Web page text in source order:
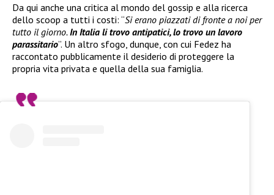
Da qui anche una critica al mondo del gossip e alla ricerca
dello scoop a tutti i costi: “Si erano piazzati di fronte a noi per
tutto il giorno.In Italia li trovo antipatici, lo trovo un lavoro
parassitario”. Un altro sfogo, dunque, con cui Fedez ha
raccontato pubblicamente il desiderio di proteggere la
propria vita privata e quella della sua famiglia.